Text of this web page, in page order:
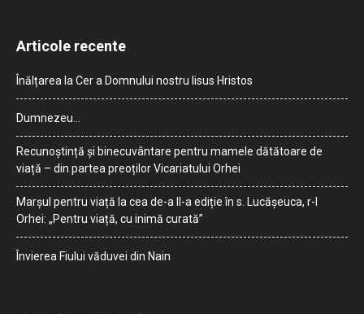
Articole recente
Înălțarea la Cer a Domnului nostru Iisus Hristos
Dumnezeu…
Recunoștință și binecuvântare pentru mamele dătătoare de
viață – din partea preoților Vicariatului Orhei
Marșul pentru viață la cea de-a II-a ediție în s. Lucășeuca, r-l
Orhei: „Pentru viață, cu inimă curată”
Învierea Fiului văduvei din Nain